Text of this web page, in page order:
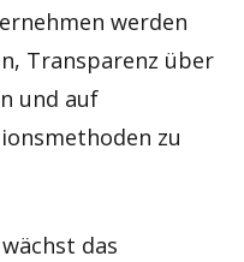
werden
Transparenz über
und auf
zu
das